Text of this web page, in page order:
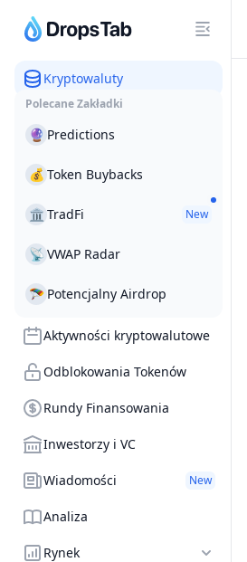
Kryptowaluty
Polecane Zakładki
🔮 Predictions
💰 Token Buybacks
🏛 TradFi New
📡 VWAP Radar
🪂 Potencjalny Airdrop
Aktywności kryptowalutowe
Odblokowania Tokenów
Rundy Finansowania
Inwestorzy i VC
Wiadomości New
Analiza
Rynek
BTC: $64,345.55 −0.27%